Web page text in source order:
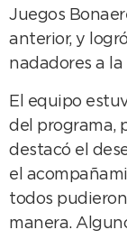
Juegos
anterior, y
nadadores a
El equipo
del programa,
destacó el
el
todos
manera.